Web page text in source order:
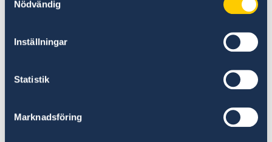
Nödvändig
Inställningar
Statistik
Marknadsföring
Efter att du har fått ditt levnadsintyg stämplat,
institution som begärt det (exempelvis
Pensionsmyndigheten).
Stämplat och signerat levnadsintyg kan skickas
som passar dig bäst: